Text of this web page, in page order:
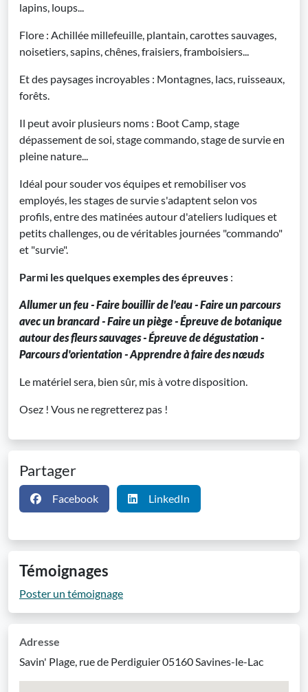
lapins, loups...
Flore : Achillée millefeuille, plantain, carottes sauvages,
noisetiers, sapins, chênes, fraisiers, framboisiers...
Et des paysages incroyables : Montagnes, lacs, ruisseaux,
forêts.
Il peut avoir plusieurs noms : Boot Camp, stage
dépassement de soi, stage commando, stage de survie en
pleine nature...
Idéal pour souder vos équipes et remobiliser vos
employés, les stages de survie s'adaptent selon vos
profils, entre des matinées autour d'ateliers ludiques et
petits challenges, ou de véritables journées "commando"
et "survie".
Parmi les quelques exemples des épreuves :
Allumer un feu - Faire bouillir de l'eau - Faire un parcours
avec un brancard - Faire un piège - Épreuve de botanique
autour des fleurs sauvages - Épreuve de dégustation -
Parcours d'orientation - Apprendre à faire des nœuds
Le matériel sera, bien sûr, mis à votre disposition.
Osez ! Vous ne regretterez pas !
Partager
Facebook LinkedIn
Témoignages
Poster un témoignage
Adresse
Savin' Plage, rue de Perdiguier 05160 Savines-le-Lac